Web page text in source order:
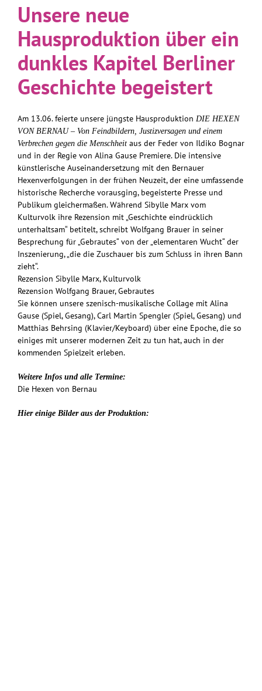
Unsere neue
Hausproduktion über ein
dunkles Kapitel Berliner
Geschichte begeistert
Am 13.06. feierte unsere jüngste Hausproduktion DIE HEXEN
VON BERNAU – Von Feindbildern, Justizversagen und einem
Verbrechen gegen die Menschheitaus der Feder von Ildiko Bognar
und in der Regie von Alina Gause Premiere. Die intensive
künstlerische Auseinandersetzung mit den Bernauer
Hexenverfolgungen in der frühen Neuzeit, der eine umfassende
historische Recherche vorausging, begeisterte Presse und
Publikum gleichermaßen. Während Sibylle Marx vom
Kulturvolk ihre Rezension mit „Geschichte eindrücklich
unterhaltsam“ betitelt, schreibt Wolfgang Brauer in seiner
Besprechung für „Gebrautes“ von der „elementaren Wucht“ der
Inszenierung, „die die Zuschauer bis zum Schluss in ihren Bann
zieht“.
Rezension Sibylle Marx, Kulturvolk
Rezension Wolfgang Brauer, Gebrautes
Sie können unsere szenisch-musikalische Collage mit Alina
Gause (Spiel, Gesang), Carl Martin Spengler (Spiel, Gesang) und
Matthias Behrsing (Klavier/Keyboard) über eine Epoche, die so
einiges mit unserer modernen Zeit zu tun hat, auch in der
kommenden Spielzeit erleben.
Weitere Infos und alle Termine:
Die Hexen von Bernau
Hier einige Bilder aus der Produktion: